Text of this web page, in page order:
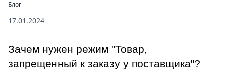
Блог
17.01.2024
Зачем нужен режим "Товар,
запрещенный к заказу у поставщика"?